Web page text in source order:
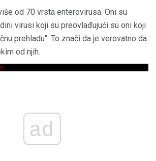
od 70 vrsta enterovirusa. Oni su
virusi koji su preovlađujući su oni koji
prehladu". To znači da je verovatno da
od njih.
ad